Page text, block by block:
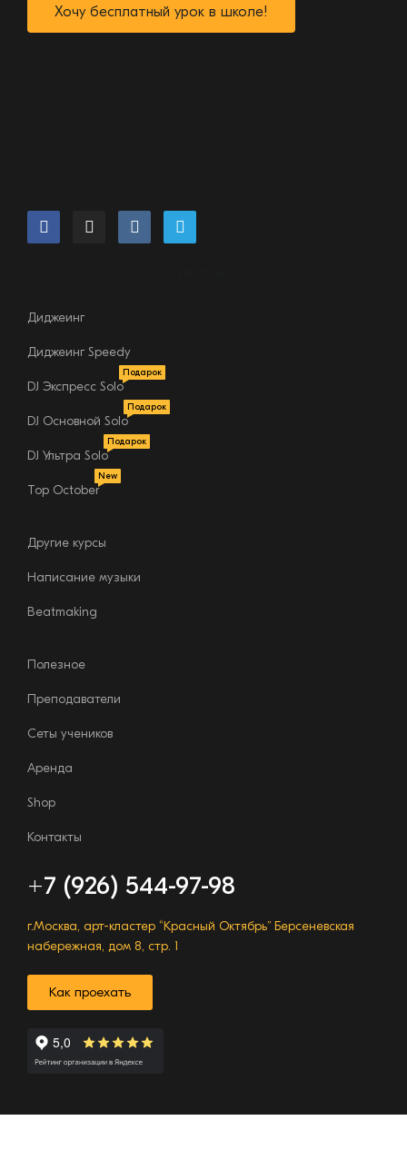
Хочу бесплатный урок в школе!
Диджеинг
Диджеинг Speedy
DJ Экспресс Solo
Подарок
DJ Основной Solo
Подарок
DJ Ультра Solo
Подарок
Top October
New
Другие курсы
Написание музыки
Beatmaking
Полезное
Преподаватели
Сеты учеников
Аренда
Shop
Контакты
+7 (926) 544-97-98
г.Москва, арт-кластер “Красный Октябрь” Берсеневская
набережная, дом 8, стр. 1
Как проехать